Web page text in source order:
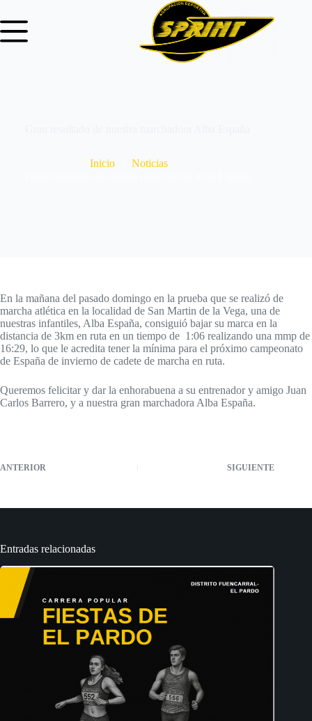
Inicio
Noticias
En la mañana del pasado domingo en la prueba que se realizó de
marcha atlética en la localidad de San Martin de la Vega, una de
nuestras infantiles, Alba España, consiguió bajar su marca en la
distancia de 3km en ruta en un tiempo de 1:06 realizando una mmp de
16:29, lo que le acredita tener la mínima para el próximo campeonato
de España de invierno de cadete de marcha en ruta.
Queremos felicitar y dar la enhorabuena a su entrenador y amigo Juan
Carlos Barrero, y a nuestra gran marchadora Alba España.
ANTERIOR SIGUIENTE
Entradas relacionadas